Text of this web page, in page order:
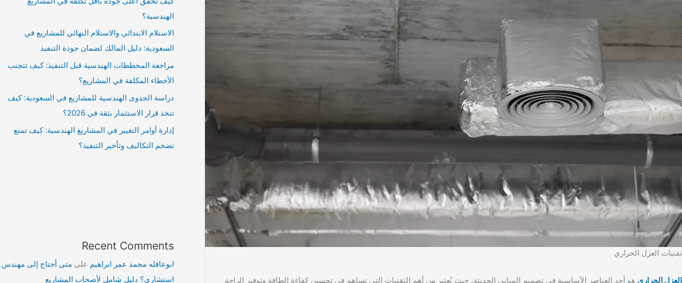
تقنيات العزل الحراري
العزل الحراري هو أحد العناصر الأساسية في تصميم المباني الحديثة، حيث يُعتبر من أهم التقنيات التي تساهم في تحسين كفاءة الطاقة وتوفير الراحة
الهندسية؟
الاستلام الابتدائي والاستلام النهائي للمشاريع في
السعودية: دليل المالك لضمان جودة التنفيذ
مراجعة المخططات الهندسية قبل التنفيذ: كيف تتجنب
الأخطاء المكلفة في المشاريع؟
دراسة الجدوى الهندسية للمشاريع في السعودية: كيف
تتخذ قرار الاستثمار بثقة في 2026؟
إدارة أوامر التغيير في المشاريع الهندسية: كيف تمنع
تضخم التكاليف وتأخير التنفيذ؟
Recent Comments
ابوعاقله محمد عمر ابراهيم على متى أحتاج إلى مهندس
استشاري؟ دليل شامل لأصحاب المشاريع